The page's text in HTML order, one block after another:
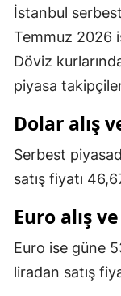
İstanbul
Temmuz 2026
Döviz
piyasa
Dolar alış
Serbest
satış fiyatı
Euro alış
Euro ise güne
liradan satış